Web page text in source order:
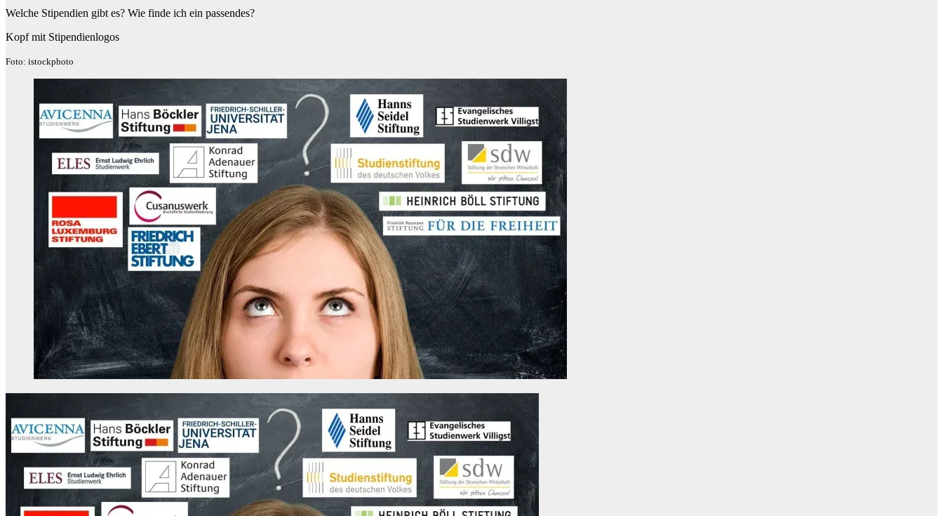
Welche Stipendien gibt es? Wie finde ich ein passendes?
Kopf mit Stipendienlogos
Foto: istockphoto